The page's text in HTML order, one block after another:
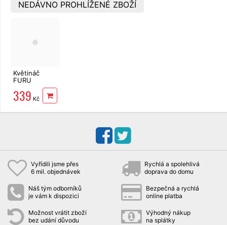
NEDÁVNO PROHLÍŽENÉ ZBOŽÍ
Květináč
FURU
SQUARE s
vložkou
betonový 24
339 Kč
Vyřídili jsme přes
6 mil. objednávek
Rychlá a spolehlivá
doprava do domu
Náš tým odborníků
je vám k dispozici
Bezpečná a rychlá
online platba
Možnost vrátit zboží
bez udání důvodu
Výhodný nákup
na splátky